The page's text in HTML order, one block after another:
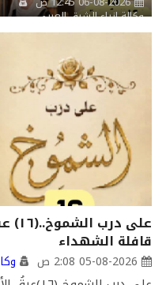
وكالة انباء الشرق العربي
على
قافلة الشهداء
05-08-2026 2:08 ص